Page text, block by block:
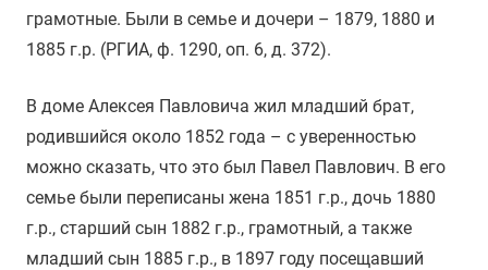
грамотные. Были в семье и дочери – 1879, 1880 и
1885 г.р. (РГИА, ф. 1290, оп. 6, д. 372).
В доме Алексея Павловича жил младший брат,
родившийся около 1852 года – с уверенностью
можно сказать, что это был Павел Павлович. В его
семье были переписаны жена 1851 г.р., дочь 1880
г.р., старший сын 1882 г.р., грамотный, а также
младший сын 1885 г.р., в 1897 году посещавший